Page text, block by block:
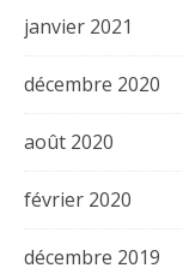
janvier 2021
décembre 2020
août 2020
février 2020
décembre 2019